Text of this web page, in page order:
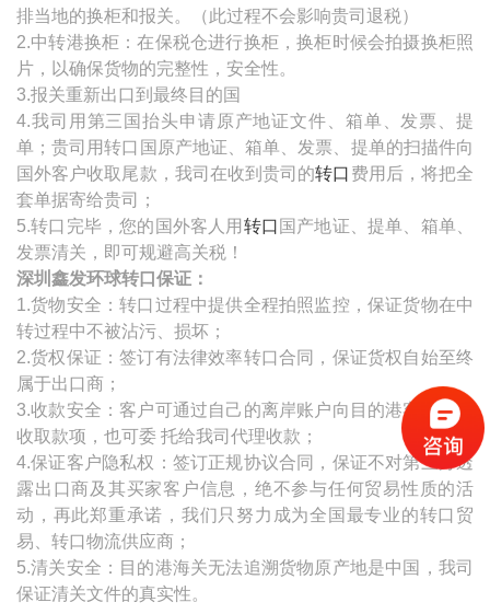
排当地的换柜和报关。（此过程不会影响贵司退税）
2.中转港换柜：在保税仓进行换柜，换柜时候会拍摄换柜照
片，以确保货物的完整性，安全性。
3.报关重新出口到最终目的国
4.我司用第三国抬头申请原产地证文件、箱单、发票、提
单；贵司用转口国原产地证、箱单、发票、提单的扫描件向
国外客户收取尾款，我司在收到贵司的转口 费用后，将把全
套单据寄给贵司；
5.转口完毕，您的国外客人用 转口 国产地证、提单、箱单、
发票清关，即可规避高关税！
深圳鑫发环球转口保证：
1.货物安全：转口过程中提供全程拍照监控，保证货物在中
转过程中不被沾污、损坏；
2.货权保证：签订有法律效率转口合同，保证货权自始至终
属于出口商；
3.收款安全：客户可通过自己的离岸账户向目的港客人直接
收取款项，也可委 托给我司代理收款；
4.保证客户隐私权：签订正规协议合同，保证不对第三方透
露出口商及其买家客户信息，绝不参与任何贸易性质的活
动，再此郑重承诺，我们只努力成为全国最专业的转口贸
易、转口物流供应商；
5.清关安全：目的港海关无法追溯货物原产地是中国，我司
保证清关文件的真实性。